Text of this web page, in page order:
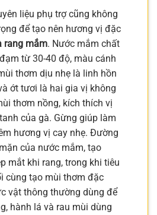
liệu phụ trợ cũng không
để tạo nên hương vị đặc
rang mắm. Nước mắm chất
từ 30-40 độ, màu cánh
thơm dịu nhẹ là linh hồn
ớt tươi là hai gia vị không
thơm nồng, kích thích vị
của gà. Gừng giúp làm
hương vị cay nhẹ. Đường
của nước mắm, tạo
mắt khi rang, trong khi tiêu
cùng tạo mùi thơm đặc
vật thông thường dùng để
hành lá và rau mùi dùng